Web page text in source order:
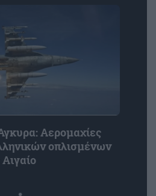
Αερομαχίες
οπλισμένων